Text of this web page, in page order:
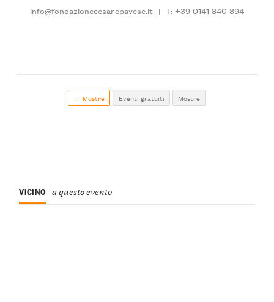
info@fondazionecesarepavese.it | T: +39 0141 840 894
← Mostre Eventi gratuiti Mostre
VICINO a questo evento